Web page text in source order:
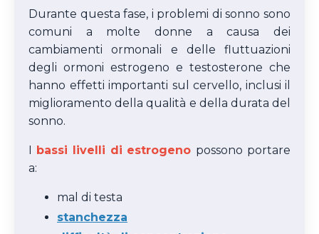
Durante questa fase, i problemi di sonno sono
comuni a molte donne a causa dei
cambiamenti ormonali e delle fluttuazioni
degli ormoni estrogeno e testosterone che
hanno effetti importanti sul cervello, inclusi il
miglioramento della qualità e della durata del
sonno.
I bassi livelli di estrogeno possono portare
a:
mal di testa
stanchezza